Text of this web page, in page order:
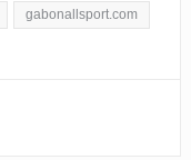
gabonallsport.com